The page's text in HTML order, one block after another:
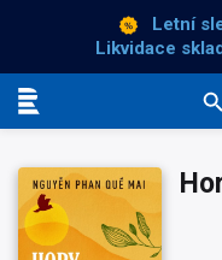
Letní
Likvidace